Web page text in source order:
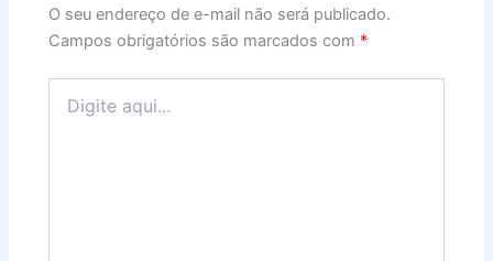
O seu endereço de e-mail não será publicado.
Campos obrigatórios são marcados com *
aqui...